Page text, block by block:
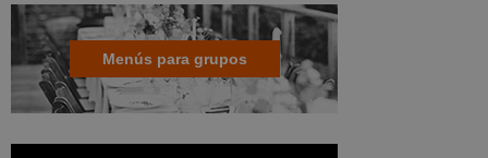
Menús para grupos